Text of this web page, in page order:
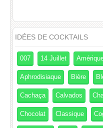
IDÉES DE COCKTAILS
007 14 Juillet
Aphrodisiaque Bière
Cachaça Calvados
Chocolat Classique